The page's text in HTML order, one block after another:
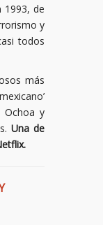
1993, de
y
todos
más
Ochoa y
Una de